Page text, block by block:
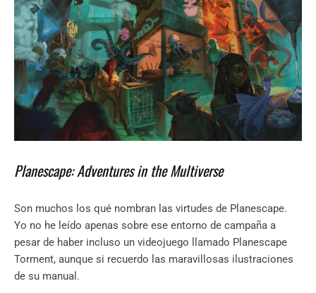
Planescape: Adventures in the Multiverse
Son muchos los qué nombran las virtudes de Planescape.
Yo no he leído apenas sobre ese entorno de campaña a
pesar de haber incluso un videojuego llamado Planescape
Torment, aunque si recuerdo las maravillosas ilustraciones
de su manual.